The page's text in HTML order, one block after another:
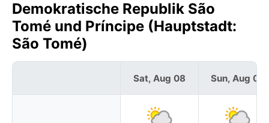
Demokratische Republik São
Tomé und Príncipe (Hauptstadt:
São Tomé)
Sat, Aug 08 Sun, Aug 09